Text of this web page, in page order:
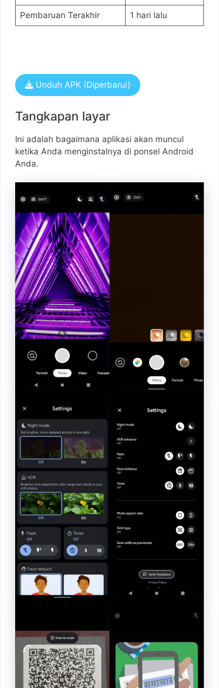
Pembaruan Terakhir 1 hari lalu
Unduh APK (Diperbarui)
Tangkapan layar
Ini adalah bagaimana aplikasi akan muncul
ketika Anda menginstalnya di ponsel Android
Anda.